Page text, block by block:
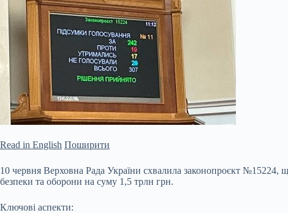
Read in English Поширити
10 червня Верховна Рада України схвалила законопроєкт
безпеки та оборони на суму 1,5 трлн грн.
Ключові аспекти: